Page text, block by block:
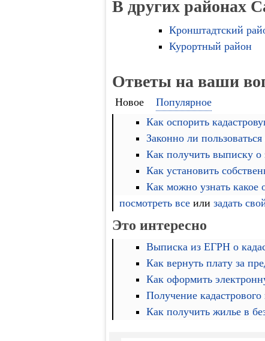
В других районах
Кронштадтский
Курортный район
Ответы на ваши
Новое
Популярное
Как оспорить
Законно ли
Как получить выписку
Как установить
Как можно узнать какое
посмотреть все или задать
Это интересно
Выписка из ЕГРН о
Как вернуть плату за
Как оформить
Получение
Как получить жилье в